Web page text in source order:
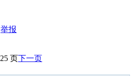
举报
页下一页